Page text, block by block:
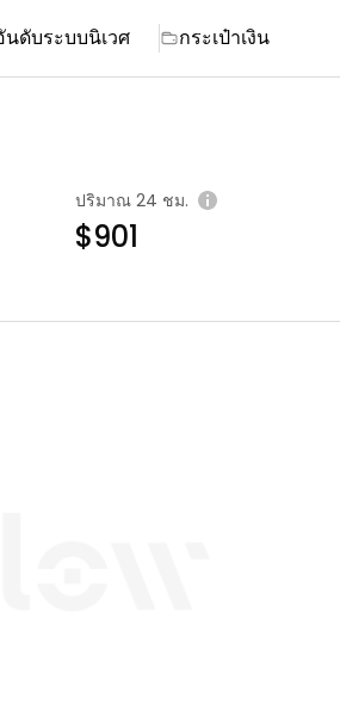
นดับระบบนิเวศ กระเป๋าเงิน
ปริมาณ 24 ชม.
$901